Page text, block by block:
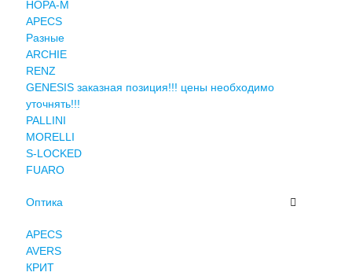
НОРА-М
APECS
Разные
ARCHIE
RENZ
GENESIS заказная позиция!!! цены необходимо
уточнять!!!
PALLINI
MORELLI
S-LOCKED
FUARO
Оптика
APECS
AVERS
КРИТ